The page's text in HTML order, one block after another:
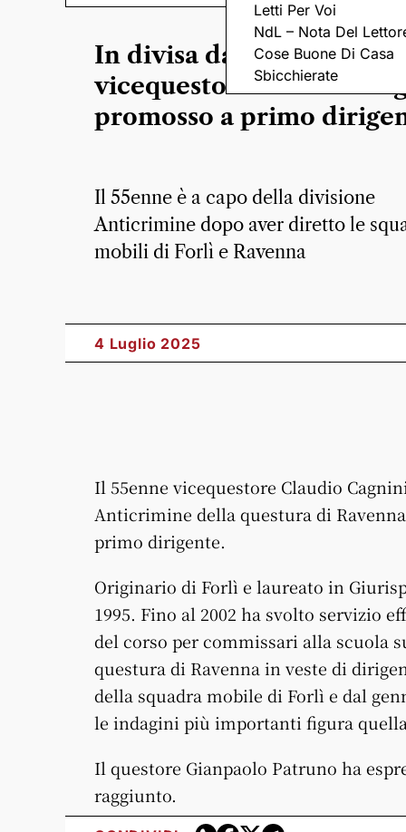
Letti Per Voi
NdL – Nota Del
Cose Buone Di Casa
Sbicchierate
In divisa da 30 anni: il
vicequestore Claudio
promosso a primo
Il 55enne è a capo della divisione
Anticrimine dopo aver diretto le
mobili di Forlì e Ravenna
4 Luglio 2025
Il 55enne vicequestore Claudio
Anticrimine della questura di
primo dirigente.
Originario di Forlì e laureato in
1995. Fino al 2002 ha svolto servizio
del corso per commissari alla scuola
questura di Ravenna in veste di
della squadra mobile di Forlì e dal
le indagini più importanti figura
Il questore Gianpaolo Patruno ha
raggiunto.